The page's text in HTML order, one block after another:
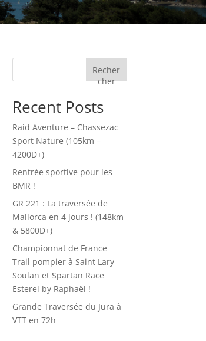
Recher
cher
Recent Posts
Raid Aventure – Chassezac
Sport Nature (105km –
4200D+)
Rentrée sportive pour les
BMR !
GR 221 : La traversée de
Mallorca en 4 jours ! (148km
& 5800D+)
Championnat de France
Trail pompier à Saint Lary
Soulan et Spartan Race
Esterel by Raphaël !
Grande Traversée du Jura à
VTT en 72h